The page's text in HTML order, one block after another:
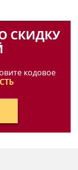
СКИДКУ
кодовое